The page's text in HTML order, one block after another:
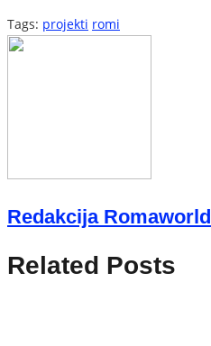
Tags: projekti romi
Redakcija Romaworld
Related Posts